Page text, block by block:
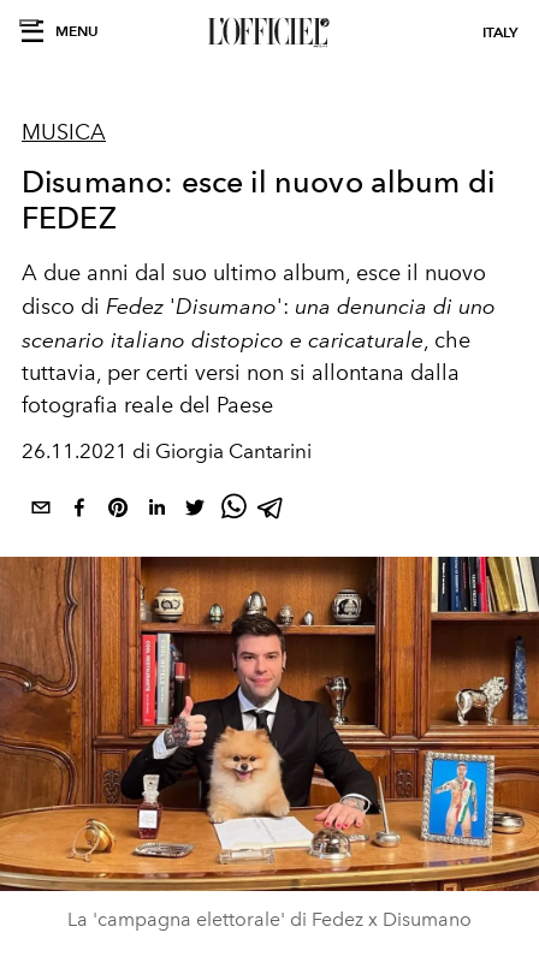
MENU ITALY
MUSICA
Disumano: esce il nuovo album di
FEDEZ
A due anni dal suo ultimo album, esce il nuovo
disco di Fedez 'Disumano': una denuncia di uno
scenario italiano distopico e caricaturale, che
tuttavia, per certi versi non si allontana dalla
fotografia reale del Paese
26.11.2021 di Giorgia Cantarini
La 'campagna elettorale' di Fedez x Disumano